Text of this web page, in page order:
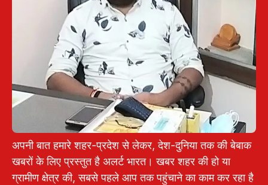
अपनी बात हमारे शहर-प्रदेश से लेकर, देश-दुनिया तक की बेबाक
खबरों के लिए प्रस्तुत है अलर्ट भारत। खबर शहर की हो या
ग्रामीण क्षेत्र की, सबसे पहले आप तक पहुंचाने का काम कर रहा है